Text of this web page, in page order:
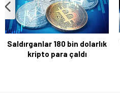
DOLAR
47,5921
EURO
54,9747
Saldırganlar 180 bin dolarlık
kripto para çaldı